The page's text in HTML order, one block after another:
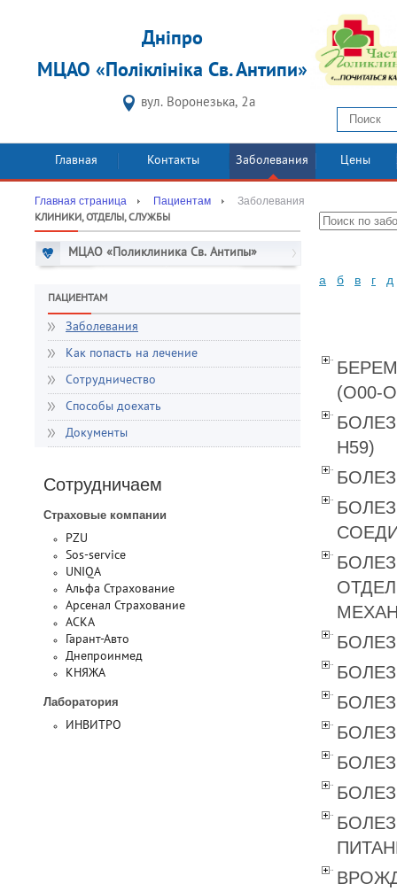
Дніпро
МЦАО «Поліклініка Св. Антипи»
вул. Воронезька, 2а
Главная Контакты Заболевания Цены
Главная страница Пациентам Заболевания
КЛИНИКИ, ОТДЕЛЫ, СЛУЖБЫ
МЦАО «Поликлиника Св. Антипы»
ПАЦИЕНТАМ
Заболевания
Как попасть на лечение
Сотрудничество
Способы доехать
Документы
Сотрудничаем
Страховые компании
PZU
Sos-service
UNIQA
Альфа Страхование
Арсенал Страхование
АСКА
Гарант-Авто
Днепроинмед
КНЯЖА
Лаборатория
ИНВИТРО
а б в г д
(O00-
Н59)